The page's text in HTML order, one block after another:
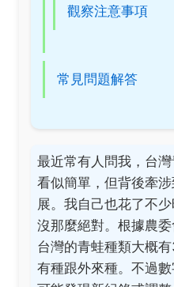
觀察注意事項
常見問題解答
最近常有人問我，台
看似簡單，但背後牽
展。我自己也花了不
沒那麼絕對。根據農
台灣的青蛙種類大概
有種跟外來種。不過